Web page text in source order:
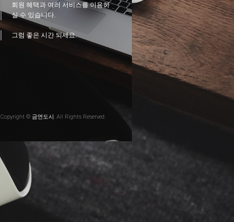
회원 혜택과 여러 서비스를 이용하
실 수 있습니다.
그럼 좋은 시간 되세요.
Copyright © 금연도시. All Rights Reserved.